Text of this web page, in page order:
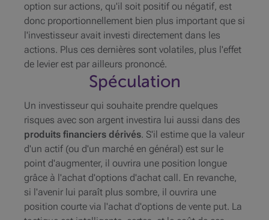
option sur actions, qu'il soit positif ou négatif, est
donc proportionnellement bien plus important que si
l'investisseur avait investi directement dans les
actions. Plus ces dernières sont volatiles, plus l'effet
de levier est par ailleurs prononcé.
Spéculation
Un investisseur qui souhaite prendre quelques
risques avec son argent investira lui aussi dans des
produits financiers dérivés. S'il estime que la valeur
d'un actif (ou d'un marché en général) est sur le
point d'augmenter, il ouvrira une position longue
grâce à l'achat d'options d'achat call . En revanche,
si l'avenir lui paraît plus sombre, il ouvrira une
position courte via l'achat d'options de vente put. La